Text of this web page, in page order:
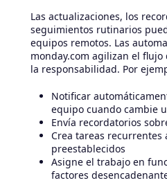
Las actualizaciones, los
seguimientos rutinarios
equipos remotos. Las
monday.com agilizan el
la responsabilidad. Por
Notificar
equipo cuando cambie
Envía recordatorios
Crea tareas recurrentes
preestablecidos
Asigne el trabajo en
factores